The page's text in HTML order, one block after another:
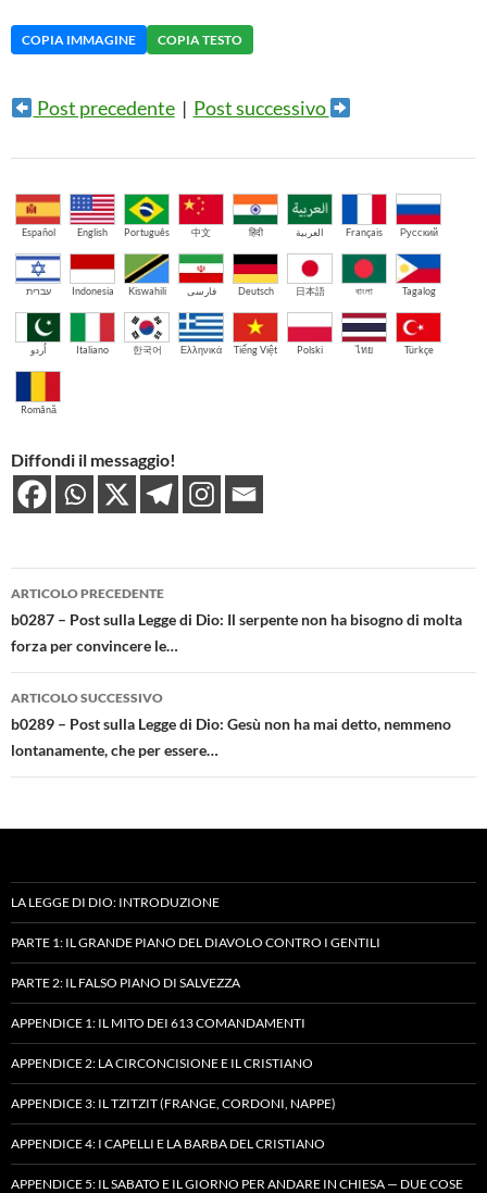
COPIA IMMAGINE COPIA TESTO
Post precedente| Post successivo
Español English Português 中文 हिंदी العربية Français Русский
עברית Indonesia Kiswahili فارسی Deutsch 日本語 বাংলা Tagalog
اُردو Italiano 한국어 Ελληνικά Tiếng Việt Polski ไทย Türkçe
Română
Diffondi il messaggio!
Navigazione
articolo
ARTICOLO PRECEDENTE
b0287 – Post sulla Legge di Dio: Il serpente non ha bisogno di molta
forza per convincere le…
ARTICOLO SUCCESSIVO
b0289 – Post sulla Legge di Dio: Gesù non ha mai detto, nemmeno
lontanamente, che per essere…
LA LEGGE DI DIO: INTRODUZIONE
PARTE 1: IL GRANDE PIANO DEL DIAVOLO CONTRO I GENTILI
PARTE 2: IL FALSO PIANO DI SALVEZZA
APPENDICE 1: IL MITO DEI 613 COMANDAMENTI
APPENDICE 2: LA CIRCONCISIONE E IL CRISTIANO
APPENDICE 3: IL TZITZIT (FRANGE, CORDONI, NAPPE)
APPENDICE 4: I CAPELLI E LA BARBA DEL CRISTIANO
APPENDICE 5: IL SABATO E IL GIORNO PER ANDARE IN CHIESA — DUE COSE